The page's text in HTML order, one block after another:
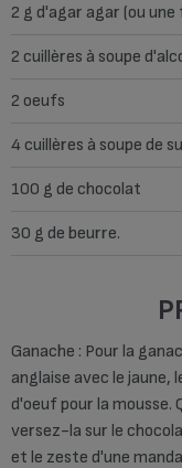
2 g d'agar agar (ou
2 cuillères à soupe
2 oeufs
4 cuillères à soupe de
100 g de chocolat
30 g de beurre.
Ganache : Pour la
anglaise avec le jaune,
d'oeuf pour la mousse.
versez-la sur le
et le zeste d'une